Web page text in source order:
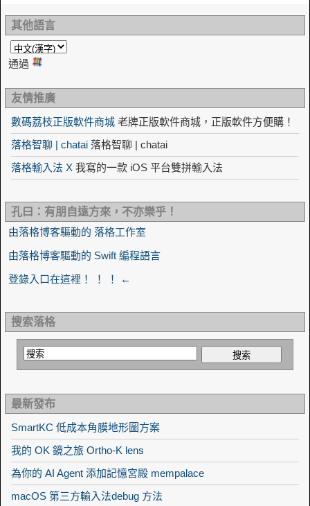
其他語言
通過
友情推廣
數碼荔枝正版軟件商城 老牌正版軟件商城，正版軟件方便購！
落格智聊 | chatai 落格智聊 | chatai
落格輸入法 X 我寫的一款 iOS 平台雙拼輸入法
孔曰：有朋自遠方來，不亦樂乎！
由落格博客驅動的 落格工作室
由落格博客驅動的 Swift 編程語言
登錄入口在這裡！ ！ ！ ←
搜索落格
最新發布
SmartKC 低成本角膜地形圖方案
我的 OK 鏡之旅 Ortho-K lens
為你的 AI Agent 添加記憶宮殿 mempalace
macOS 第三方輸入法debug 方法